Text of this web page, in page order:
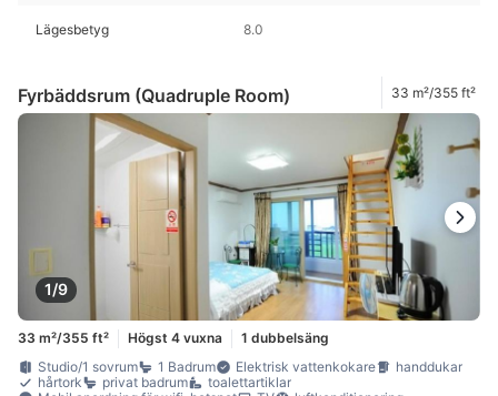
Lägesbetyg 8.0
Fyrbäddsrum (Quadruple Room) 33 m²/355 ft²
1/9
33 m²/355 ft² Högst 4 vuxna
1 dubbelsäng
Studio/1 sovrum
1 Badrum Elektrisk vattenkokare
handdukar
hårtork
privat badrum
toalettartiklar